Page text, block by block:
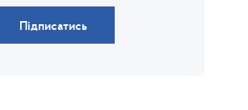
Підписатись